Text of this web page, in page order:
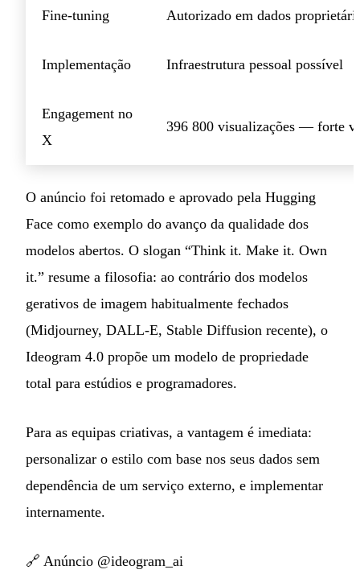
Fine-tuning Autorizado em dados
Implementação Infraestrutura pessoal possível
Engagement no
X
396 800 visualizações — forte
O anúncio foi retomado e aprovado pela Hugging
Face como exemplo do avanço da qualidade dos
modelos abertos. O slogan “Think it. Make it. Own
it.” resume a filosofia: ao contrário dos modelos
gerativos de imagem habitualmente fechados
(Midjourney, DALL-E, Stable Diffusion recente), o
Ideogram 4.0 propõe um modelo de propriedade
total para estúdios e programadores.
Para as equipas criativas, a vantagem é imediata:
personalizar o estilo com base nos seus dados sem
dependência de um serviço externo, e implementar
internamente.
🔗 Anúncio @ideogram_ai